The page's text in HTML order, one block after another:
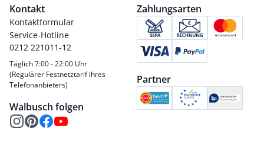
Kontakt
Kontaktformular
Service-Hotline
0212 221011-12
Täglich 7:00 - 22:00 Uhr
(Regulärer Festnetztarif ihres
Telefonanbieters)
Walbusch folgen
Zahlungsarten
Partner